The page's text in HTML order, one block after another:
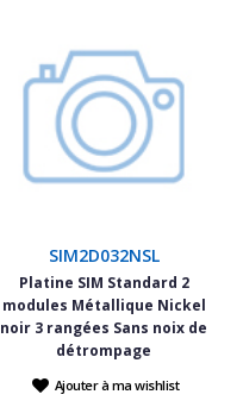
SIM2D032NSL
Platine SIM Standard 2
modules Métallique Nickel
noir 3 rangées Sans noix de
détrompage
Ajouter à ma wishlist